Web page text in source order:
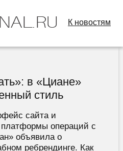
К новостям
в «Циане»
стиль
сайта и
операций с
объявила о
ребрендинге. Как